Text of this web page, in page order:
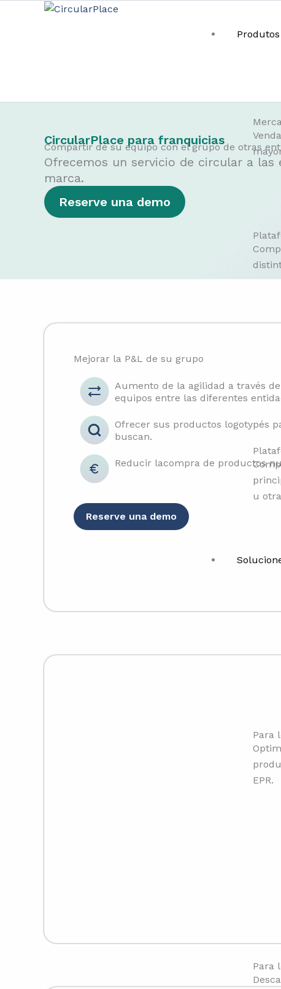
Produtos
u
Para
EPR.
Para
CircularPlace para franquicias
Compartir de su equipo con el grupo de otras
Ofrecemos un servicio de circular a las
marca.
Reserve una demo
Mejorar la P&L de su grupo
Aumento de la agilidad a través
equipos entre las diferentes
Ofrecer sus productos logotypés
buscan.
Reducir lacompra de productos
Reserve una demo